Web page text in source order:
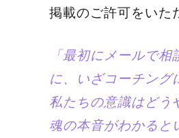
掲載のご許可をいた
「最初にメールで
に、いざコーチング
私たちの意識はどう
魂の本音がわかると